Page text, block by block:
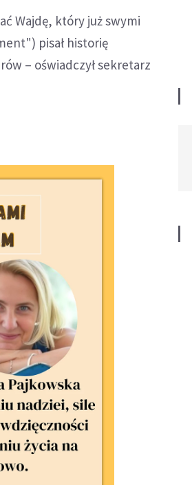
Wajdę, który już swymi
pisał historię
– oświadczył sekretarz